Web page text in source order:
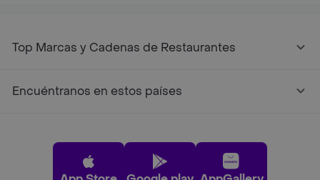
Top Marcas y Cadenas de Restaurantes
Encuéntranos en estos países